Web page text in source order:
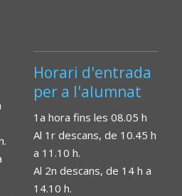
Horari d'entrada
per a l'alumnat
1a hora fins les 08.05 h
Al 1r descans, de 10.45 h
a 11.10 h.
Al 2n descans, de 14 h a
14.10 h.